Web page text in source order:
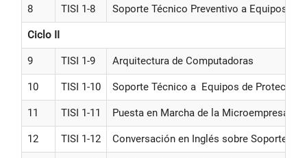
8 TISI 1-8 Soporte Técnico Preventivo a Equipos
Ciclo II
9 TISI 1-9 Arquitectura de Computadoras
10 TISI 1-10 Soporte Técnico a Equipos de
11 TISI 1-11 Puesta en Marcha de la Microempresa
12 TISI 1-12 Conversación en Inglés sobre Soporte